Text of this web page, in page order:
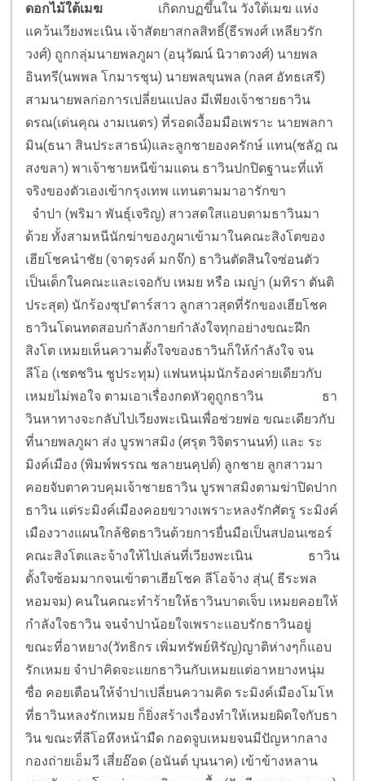
ดอกไม้ใต้เมฆ
เกิดกบฏขึ้นใน วังใต้เมฆ แห่ง
แคว้นเวียงพะเนิน เจ้าสัตยาสกลสิทธิ์(ธีรพงศ์ เหลียวรัก
วงศ์) ถูกกลุ่มนายพลภูผา (อนุวัฒน์ นิวาตวงศ์) นายพล
อินทรี(นพพล โกมารชุน) นายพลขุนพล (กลศ อัทธเสรี)
สามนายพลก่อการเปลี่ยนแปลง มีเพียงเจ้าชายธาวิน
ดรณ(เด่นคุณ งามเนตร) ที่รอดเงื้อมมือเพราะ นายพลกา
มิน(ธนา สินประสาธน์)และลูกชายองครักษ์ แทน(ชลัฎ ณ
สงขลา) พาเจ้าชายหนีข้ามแดน ธาวินปกปิดฐานะที่แท้
จริงของตัวเองเข้ากรุงเทพ แทนตามมาอารักขา
จำปา (พริมา พันธุ์เจริญ) สาวสดใสแอบตามธาวินมา
ด้วย ทั้งสามหนีนักฆ่าของภูผาเข้ามาในคณะสิงโตของ
เฮียโชคนำชัย (จาตุรงค์ มกจ๊ก) ธาวินตัดสินใจซ่อนตัว
เป็นเด็กในคณะและเจอกับ เหมย หรือ เมญ่า (มทิรา ตันติ
ประสุต) นักร้องซุป’ตาร์สาว ลูกสาวสุดที่รักของเฮียโชค
ธาวินโดนทดสอบกำลังกายกำลังใจทุกอย่างขณะฝึก
สิงโต เหมยเห็นความตั้งใจของธาวินก็ให้กำลังใจ จน
ลีโอ (เชตชวิน ชูประทุม) แฟนหนุ่มนักร้องค่ายเดียวกับ
เหมยไม่พอใจ ตามเอาเรื่องกดหัวดูถูกธาวิน
ธา
วินหาทางจะกลับไปเวียงพะเนินเพื่อช่วยพ่อ ขณะเดียวกับ
ที่นายพลภูผา ส่ง บูรพาสมิง (ศรุต วิจิตรานนท์) และ ระ
มิงค์เมือง (พิมพ์พรรณ ชลายนคุปต์) ลูกชาย ลูกสาวมา
คอยจับตาควบคุมเจ้าชายธาวิน บูรพาสมิงตามฆ่าปิดปาก
ธาวิน แต่ระมิงค์เมืองคอยขวางเพราะหลงรักศัตรู ระมิงค์
เมืองวางแผนใกล้ชิดธาวินด้วยการยื่นมือเป็นสปอนเซอร์
คณะสิงโตและจ้างให้ไปเล่นที่เวียงพะเนิน
ธาวิน
ตั้งใจซ้อมมากจนเข้าตาเฮียโชค ลีโอจ้าง สุ่น( ธีระพล
หอมจม) คนในคณะทำร้ายให้ธาวินบาดเจ็บ เหมยคอยให้
กำลังใจธาวิน จนจำปาน้อยใจเพราะแอบรักธาวินอยู่
ขณะที่อาหยาง(วัทธิกร เพิ่มทรัพย์หิรัญ)ญาติห่างๆก็แอบ
รักเหมย จำปาคิดจะแยกธาวินกับเหมยแต่อาหยางหนุ่ม
ซื่อ คอยเตือนให้จำปาเปลี่ยนความคิด ระมิงค์เมืองโมโห
ที่ธาวินหลงรักเหมย ก็ยิ่งสร้างเรื่องทำให้เหมยผิดใจกับธา
วิน ขณะที่ลีโอหึงหน้ามืด กอดจูบเหมยจนมีปัญหากลาง
กองถ่ายเอ็มวี เสี่ยอ๊อด (อนันต์ บุนนาค) เข้าข้างหลาน